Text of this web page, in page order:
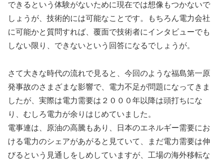
できるという体験がないために現在では想像もつかないで
しょうが、技術的には可能なことです。もちろん電力会社
に可能かと質問すれば、覆面で技術者にインタビューでも
しない限り、できないという回答になるでしょうが。
さて大きな時代の流れで見ると、今回のような福島第一原
発事故のさまざまな影響で、電力不足が問題になってきま
したが、実際は電力需要は２０００年以降は頭打ちにな
り、むしろ電力が余りはじめていました。
電事連は、原油の高騰もあり、日本のエネルギー需要にお
ける電力のシェアがあがると見ていて、まだ電力需要は伸
びるという見通しをしめしていますが、工場の海外移転な